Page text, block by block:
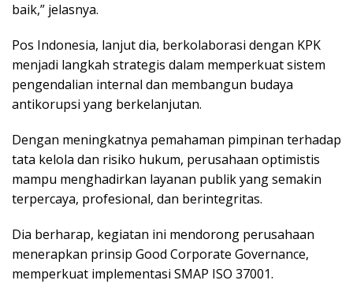
baik,” jelasnya.
Pos Indonesia, lanjut dia, berkolaborasi dengan KPK
menjadi langkah strategis dalam memperkuat sistem
pengendalian internal dan membangun budaya
antikorupsi yang berkelanjutan.
Dengan meningkatnya pemahaman pimpinan terhadap
tata kelola dan risiko hukum, perusahaan optimistis
mampu menghadirkan layanan publik yang semakin
terpercaya, profesional, dan berintegritas.
Dia berharap, kegiatan ini mendorong perusahaan
menerapkan prinsip Good Corporate Governance,
memperkuat implementasi SMAP ISO 37001.